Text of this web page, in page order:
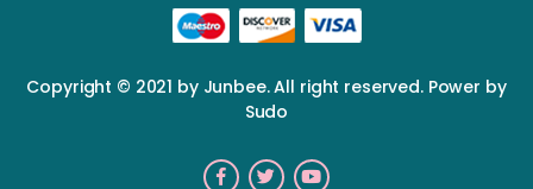
Copyright © 2021 by Junbee. All right reserved. Power by
Sudo